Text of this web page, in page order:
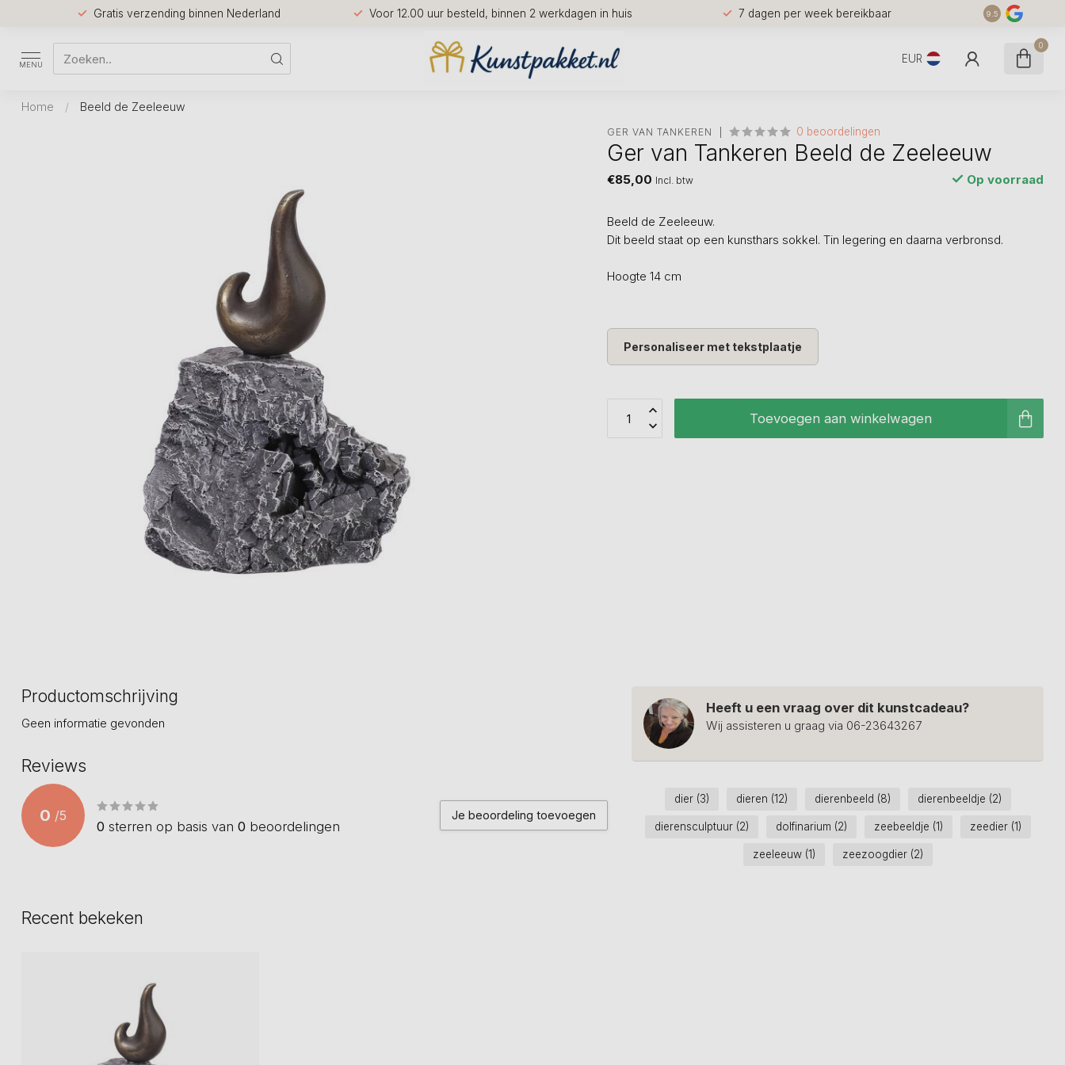
Gratis verzending binnen Nederland Voor 12.00 uur besteld, binnen 2 werkdagen in huis 7 dagen per week bereikbaar 9.5
MENU EUR
0
Home / Beeld de Zeeleeuw
GER VAN TANKEREN 0 beoordelingen
Ger van Tankeren Beeld de Zeeleeuw
€85,00 Incl. btw Op voorraad
Beeld de Zeeleeuw.
Dit beeld staat op een kunsthars sokkel. Tin legering en daarna verbronsd.
Hoogte 14 cm
Personaliseer met tekstplaatje
Toevoegen aan winkelwagen
Productomschrijving
Geen informatie gevonden
Reviews
0 /5
0 sterren op basis van 0 beoordelingen
Je beoordeling toevoegen
Heeft u een vraag over dit kunstcadeau?
Wij assisteren u graag via 06-23643267
dier (3) dieren (12) dierenbeeld (8) dierenbeeldje (2)
dierensculptuur (2) dolfinarium (2) zeebeeldje (1) zeedier (1)
zeeleeuw (1) zeezoogdier (2)
Recent bekeken